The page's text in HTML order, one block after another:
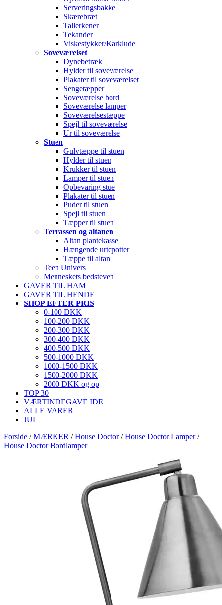
Serveringsbakke
Skærebræt
Tallerkener
Tekander
Viskestykker/Karklude
Soveværelset
Dynebetræk
Hylder til soveværelse
Plakater til soveværelset
Sengetæpper
Soveværelse bord
Soveværelse lamper
Soveværelsestæppe
Spejl til soveværelse
Ur til soveværelse
Stuen
Gulvtæppe til stuen
Hylder til stuen
Krukker til stuen
Lamper til stuen
Opbevaring stue
Plakater til stuen
Puder til stuen
Spejl til stuen
Tæpper til stuen
Terrassen og altanen
Altan plantekasse
Hængende urtepotter
Tæppe til altan
Teen Univers
Menneskets bedsteven
GAVER TIL HAM
GAVER TIL HENDE
SHOP EFTER PRIS
0-100 DKK
100-200 DKK
200-300 DKK
300-400 DKK
400-500 DKK
500-1000 DKK
1000-1500 DKK
1500-2000 DKK
2000 DKK og op
TOP 30
VÆRTINDEGAVE IDE
ALLE VARER
JUL
Forside /MÆRKER /House Doctor/House Doctor Lamper/
House Doctor Bordlamper